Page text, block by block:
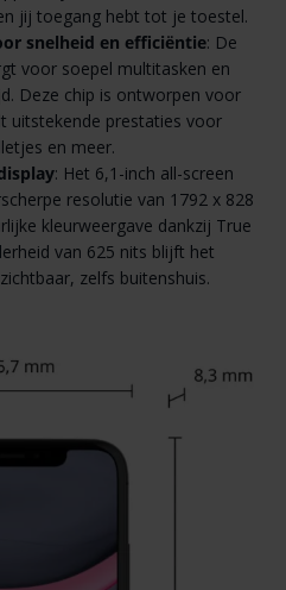
jij toegang hebt tot je toestel.
snelheid en efficiëntie: De
voor soepel multitasken en
Deze chip is ontworpen voor
uitstekende prestaties voor
en meer.
: Het 6,1-inch all-screen
resolutie van 1792 x 828
kleurweergave dankzij True
van 625 nits blijft het
zelfs buitenshuis.